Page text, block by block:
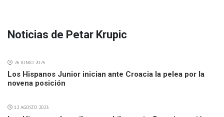
Noticias de Petar Krupic
26 JUNIO 2025
Los Hispanos Junior inician ante Croacia la pelea por la
novena posición
12 AGOSTO 2023